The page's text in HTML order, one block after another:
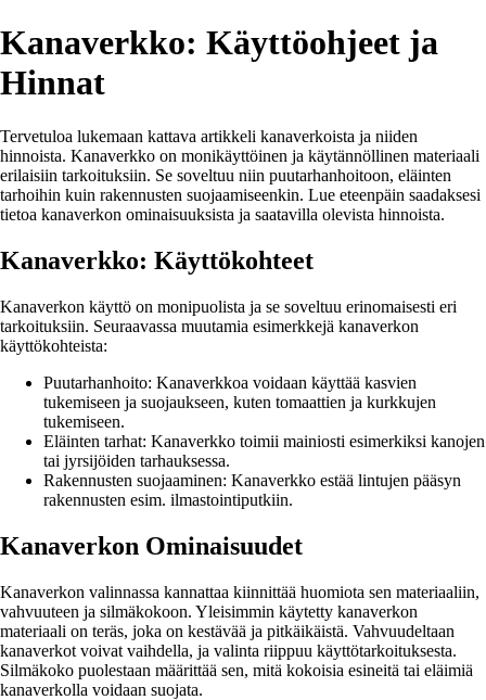
Kanaverkko: Käyttöohjeet ja
Hinnat
Tervetuloa lukemaan kattava artikkeli kanaverkoista ja niiden
hinnoista. Kanaverkko on monikäyttöinen ja käytännöllinen materiaali
erilaisiin tarkoituksiin. Se soveltuu niin puutarhanhoitoon, eläinten
tarhoihin kuin rakennusten suojaamiseenkin. Lue eteenpäin saadaksesi
tietoa kanaverkon ominaisuuksista ja saatavilla olevista hinnoista.
Kanaverkko: Käyttökohteet
Kanaverkon käyttö on monipuolista ja se soveltuu erinomaisesti eri
tarkoituksiin. Seuraavassa muutamia esimerkkejä kanaverkon
käyttökohteista:
Puutarhanhoito: Kanaverkkoa voidaan käyttää kasvien
tukemiseen ja suojaukseen, kuten tomaattien ja kurkkujen
tukemiseen.
Eläinten tarhat: Kanaverkko toimii mainiosti esimerkiksi kanojen
tai jyrsijöiden tarhauksessa.
Rakennusten suojaaminen: Kanaverkko estää lintujen pääsyn
rakennusten esim. ilmastointiputkiin.
Kanaverkon Ominaisuudet
Kanaverkon valinnassa kannattaa kiinnittää huomiota sen materiaaliin,
vahvuuteen ja silmäkokoon. Yleisimmin käytetty kanaverkon
materiaali on teräs, joka on kestävää ja pitkäikäistä. Vahvuudeltaan
kanaverkot voivat vaihdella, ja valinta riippuu käyttötarkoituksesta.
Silmäkoko puolestaan määrittää sen, mitä kokoisia esineitä tai eläimiä
kanaverkolla voidaan suojata.